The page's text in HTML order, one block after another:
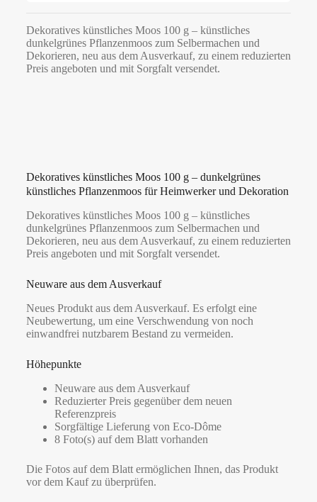
Dekoratives künstliches Moos 100 g – künstliches
dunkelgrünes Pflanzenmoos zum Selbermachen und
Dekorieren, neu aus dem Ausverkauf, zu einem reduzierten
Preis angeboten und mit Sorgfalt versendet.
Dekoratives künstliches Moos 100 g – dunkelgrünes
künstliches Pflanzenmoos für Heimwerker und Dekoration
Dekoratives künstliches Moos 100 g – künstliches
dunkelgrünes Pflanzenmoos zum Selbermachen und
Dekorieren, neu aus dem Ausverkauf, zu einem reduzierten
Preis angeboten und mit Sorgfalt versendet.
Neuware aus dem Ausverkauf
Neues Produkt aus dem Ausverkauf. Es erfolgt eine
Neubewertung, um eine Verschwendung von noch
einwandfrei nutzbarem Bestand zu vermeiden.
Höhepunkte
Neuware aus dem Ausverkauf
Reduzierter Preis gegenüber dem neuen
Referenzpreis
Sorgfältige Lieferung von Eco-Dôme
8 Foto(s) auf dem Blatt vorhanden
Die Fotos auf dem Blatt ermöglichen Ihnen, das Produkt
vor dem Kauf zu überprüfen.